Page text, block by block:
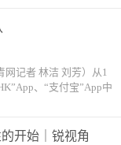
记者 林洁 刘芳）从1
、“支付宝”App中
开始｜锐视角